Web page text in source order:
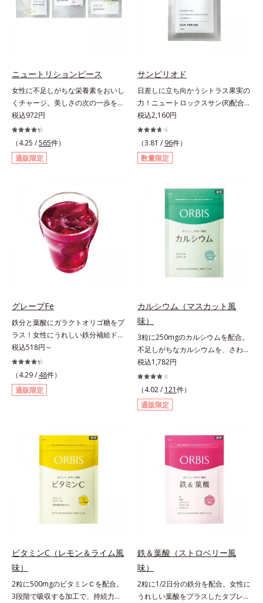
ン5,000mgも配合。さらにリズムを
支える鉄分やビタミン6種(*2)、食
味展開。プロテイン独特のにおいや
クセが少なく、水に溶けやすいの
で、手軽においしくたんぱく質を摂
れます。*1 1杯分（約27g）当り。
コラーゲン含む。*2 ビタミンB1、
B2、B6、B12、ナイアシン、パン
トテン酸各商品の詳しい情報は商品
ページをご覧ください。・BEAUTY
すこやかな毎日を応援します。
ニュートリションピース
女性に不足しがちな栄養素をおいし
くチャージ。美しさの次の一歩を引
き出すタブレット。現代女性に不足
しがちな栄養素に着目。ぽいっとひ
と口補いやすい６種類の「キレイの
素」、タブレットタイプのサプリメ
ントシリーズです。女性の不足栄養
＆葉酸」、独自加工のビタミンCで
キレイと健康をサポートする「ビタ
ミンC＆ビタミンB2」、スムーズな
リズムづくりで快調を目指す「オリ
ゴ糖＆酵素」、いつだってイキイ
キ、あなたらしい表情をサポートす
る「ビタミンB群＆アミノ酸」、ス
クリアな1日のスタートに「ビタミ
ンA＆ルテイン」、紫外線を気にか
ける女性こそ不足しやすい栄養素を
チャージして、安定した美しさをサ
ポートする「カルシウム＆ビタミン
D」の全６種類。体の中からキレイ
の土台を整え、美しさの次の一歩を
引き出します。水なしでOK、持ち
感覚でおいしく楽しく続けられま
税込972円
（4.25 /565件）
通販限定
サンピリオド
日差しに立ち向かうシトラス果実の
力！ニュートロックスサン(R)配合の
インナーケア(*)。果実の力で日差し
に立ち向かうインナーケア(*)です。
強い紫外線が降り注ぐ南スペイン産
のシトラスとローズマリーから抽出
した話題の成分、「ニュートロック
究を重ねており、多くの国で実績の
ある夏のケア成分です。さらに夏の
ケアで有名なPLエキスと、欠かせな
い美容成分ビタミンCもプラス。独
自の製法でサポートします。飲むだ
けのケアなので、夏対策にありがち
な不快感やストレスは無し！ 時短
ケアにもなるため、忙しい方にもお
に早速、毎日2粒（目安）の新習慣
を始めましょう。* 紫外線などによ
り失われるビタミンCを中心とした
栄養成分の補給
税込2,160円
（3.81 / 96件）
数量限定
グレープFe
鉄分と葉酸にガラクトオリゴ糖をプ
ラス！女性にうれしい鉄分補給ドリ
ンク。1本に、ほうれん草約2.1束分
(*)の鉄分と、葉酸とガラクトオリゴ
糖を配合した、飲みやすい鉄分補給
ドリンクです。女性特有の周期をラ
クにサポートする3つの成分を凝縮
に必要な鉄分の不足分を効率よく1
本で補給できます。赤ブドウと白ブ
ドウの果汁をすっきり飲みやすくブ
レンド。フレッシュな味なので、ゴ
クゴク飲めるおいしさです。* 「五
訂増補日本食品標準成分表2020」
より、ほうれん草（ゆで）1束210g
税込518円～
（4.29 / 48件）
通販限定
カルシウム（マスカット風
味）
3粒に250mgのカルシウムを配合。
不足しがちなカルシウムを、さわや
かな甘さのマスカット風味で。3粒
にお魚約4.5尾分（*1）のカルシウ
ムを配合したタブレット。どんどん
不足していくカルシウムを、手軽に
おいしくチャージできる、さわやか
「五訂増補日本食品標準成分表
2010」より、さんま（生）1尾
175gとして可食部換算した場合。
税込1,782円
（4.02 / 121件）
通販限定
ビタミンC（レモン＆ライム風
味）
2粒に500mgのビタミンＣを配合。
3段階で吸収する加工で、持続力が
鉄＆葉酸（ストロベリー風
味）
2粒に1/2日分の鉄分を配合。女性に
うれしい葉酸をプラスしたタブレッ